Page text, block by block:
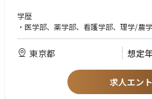
学歴
・医学部、薬学部、看護学部、理学/農
学部卒かそれ以上（修士、博士号保持者
・医師、獣医師、薬剤師等、生命科学
しい
・担当領域における開発経験、もしく
東京都 想定
求人エン